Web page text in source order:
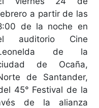
a partir de las
de la noche en
auditorio Cine
de la
de Ocaña,
de Santander,
45° Festival de la
de la alianza